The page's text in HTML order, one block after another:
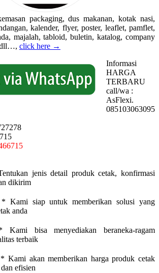
packaging, dus makanan, kotak nasi,
kalender, flyer, poster, leaflet, pamflet,
majalah, tabloid, buletin, katalog, company
dll…, click here →
Informasi
HARGA
TERBARU
call/wa :
AsFlexi.
085103063095
jenis detail produk cetak, konfirmasi
dikirim
Kami siap untuk memberikan solusi yang
anda
Kami bisa menyediakan beraneka-ragam
terbaik
Kami akan memberikan harga produk cetak
efisien